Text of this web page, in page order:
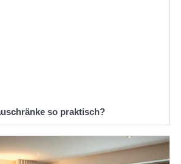
so praktisch?